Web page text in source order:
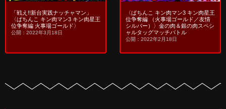
「戦え!!新台実践ナッチャマン」
〈ぱちんこ キン肉マン3 キン肉星王
位争奪編 火事場ゴールド〉
公開：2022年3月18日
〈ぱちんこ キン肉マン3 キン肉星王
位争奪編 （火事場ゴールド／友情
シルバー）〉金の肉＆銀の肉スペシ
ャルタッグマッチバトル
公開：2022年2月18日